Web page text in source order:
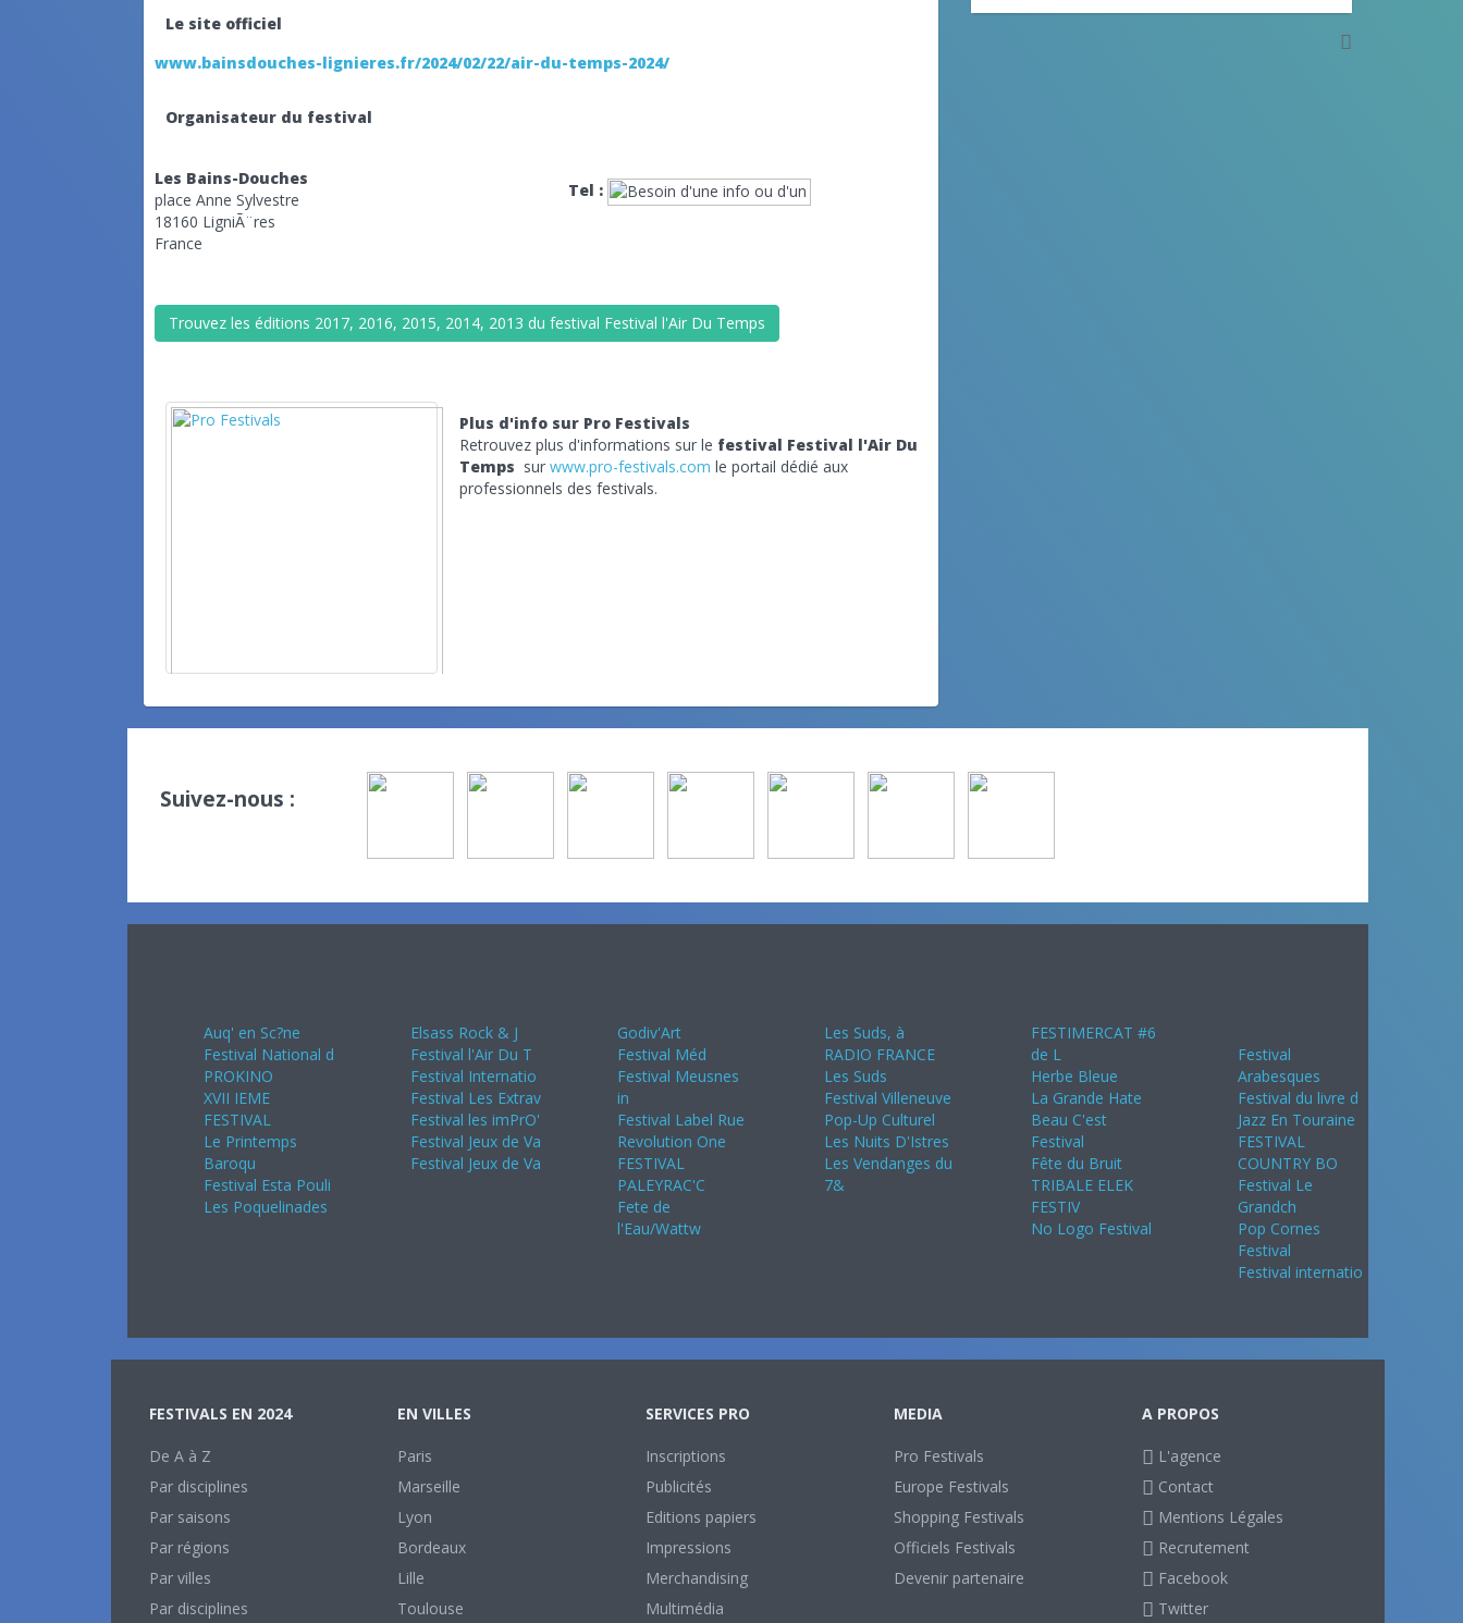
Le site officiel
www.bainsdouches-lignieres.fr/2024/02/22/air-du-temps-2024/
Organisateur du festival
Les Bains-Douches
place Anne Sylvestre
18160 LigniÃ¨res
France
Tel :
Trouvez les éditions 2017, 2016, 2015, 2014, 2013 du festival Festival l'Air Du Temps
Plus d'info sur Pro Festivals
Retrouvez plus d'informations sur le festival Festival l'Air Du
Temps sur www.pro-festivals.com le portail dédié aux
professionnels des festivals.
Suivez-nous :
Auq' en Sc?ne
Festival National d
PROKINO
XVII IEME
FESTIVAL
Le Printemps
Baroqu
Festival Esta Pouli
Les Poquelinades
Elsass Rock & J
Festival l'Air Du T
Festival Internatio
Festival Les Extrav
Festival les imPrO'
Festival Jeux de Va
Festival Jeux de Va
Godiv'Art
Festival Méd
Festival Meusnes
in
Festival Label Rue
Revolution One
FESTIVAL
PALEYRAC'C
Fete de
l'Eau/Wattw
Les Suds, à
RADIO FRANCE
Les Suds
Festival Villeneuve
Pop-Up Culturel
Les Nuits D'Istres
Les Vendanges du
7&
FESTIMERCAT #6
de L
Herbe Bleue
La Grande Hate
Beau C'est
Festival
Fête du Bruit
TRIBALE ELEK
FESTIV
No Logo Festival
Festival
Arabesques
Festival du livre d
Jazz En Touraine
FESTIVAL
COUNTRY BO
Festival Le
Grandch
Pop Cornes
Festival
Festival internatio
FESTIVALS EN 2024
De A à Z
Par disciplines
Par saisons
Par régions
Par villes
Par disciplines
EN VILLES
Paris
Marseille
Lyon
Bordeaux
Lille
Toulouse
SERVICES PRO
Inscriptions
Publicités
Editions papiers
Impressions
Merchandising
Multimédia
MEDIA
Pro Festivals
Europe Festivals
Shopping Festivals
Officiels Festivals
Devenir partenaire
A PROPOS
L'agence
Contact
Mentions Légales
Recrutement
Facebook
Twitter